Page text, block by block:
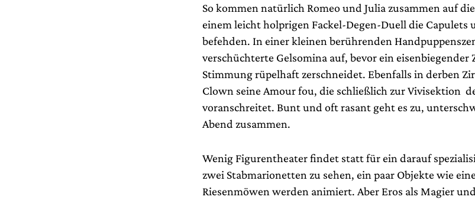
So kommen natürlich Romeo und Julia zusammen auf
einem leicht holprigen Fackel-Degen-Duell die Capulets
befehden. In einer kleinen berührenden
verschüchterte Gelsomina auf, bevor ein eisenbiegender
Stimmung rüpelhaft zerschneidet. Ebenfalls in derben
Clown seine Amour fou, die schließlich zur Vivisektion
voranschreitet. Bunt und oft rasant geht es zu,
Abend zusammen.
Wenig Figurentheater findet statt für ein darauf
zwei Stabmarionetten zu sehen, ein paar Objekte wie
Riesenmöwen werden animiert. Aber Eros als Magier